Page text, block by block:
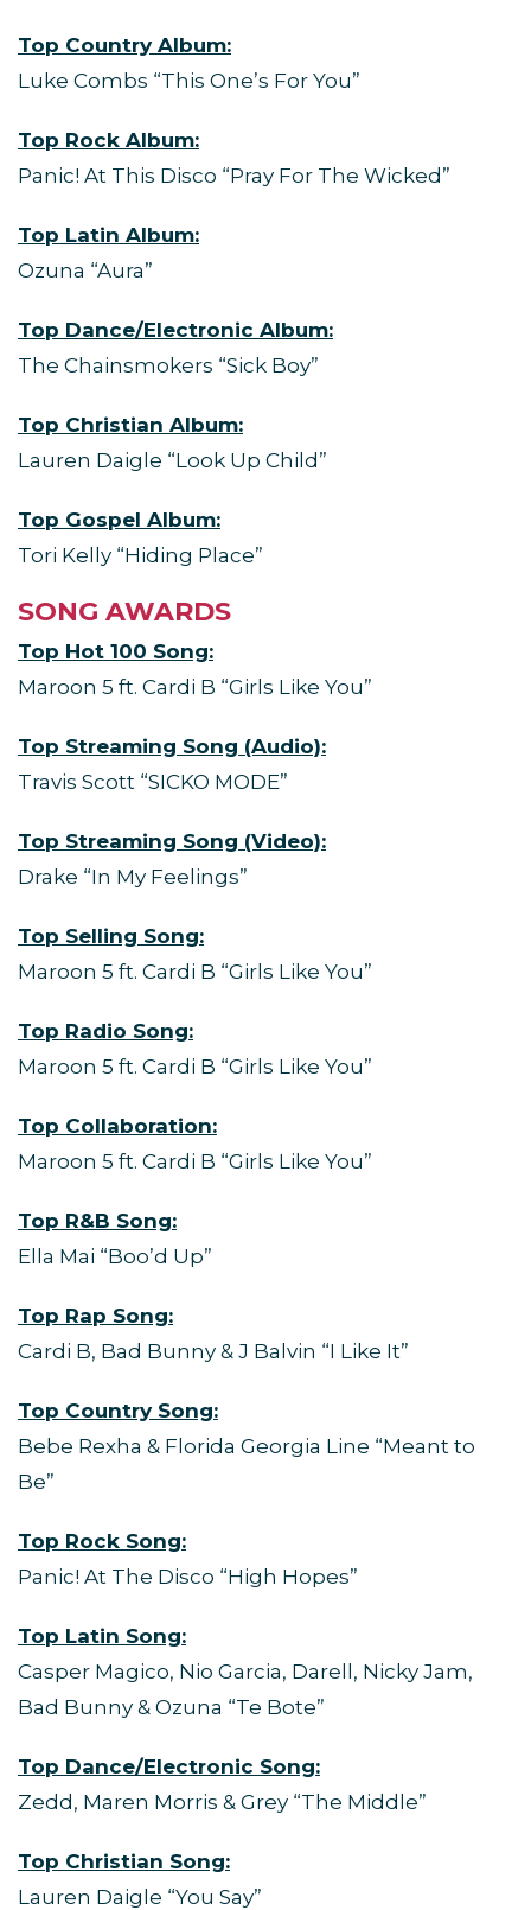
Top Country Album:
Luke Combs “This One’s For You”
Top Rock Album:
Panic! At This Disco “Pray For The Wicked”
Top Latin Album:
Ozuna “Aura”
Top Dance/Electronic Album:
The Chainsmokers “Sick Boy”
Top Christian Album:
Lauren Daigle “Look Up Child”
Top Gospel Album:
Tori Kelly “Hiding Place”
SONG AWARDS
Top Hot 100 Song:
Maroon 5 ft. Cardi B “Girls Like You”
Top Streaming Song (Audio):
Travis Scott “SICKO MODE”
Top Streaming Song (Video):
Drake “In My Feelings”
Top Selling Song:
Maroon 5 ft. Cardi B “Girls Like You”
Top Radio Song:
Maroon 5 ft. Cardi B “Girls Like You”
Top Collaboration:
Maroon 5 ft. Cardi B “Girls Like You”
Top R&B Song:
Ella Mai “Boo’d Up”
Top Rap Song:
Cardi B, Bad Bunny & J Balvin “I Like It”
Top Country Song:
Bebe Rexha & Florida Georgia Line “Meant to
Be”
Top Rock Song:
Panic! At The Disco “High Hopes”
Top Latin Song:
Casper Magico, Nio Garcia, Darell, Nicky Jam,
Bad Bunny & Ozuna “Te Bote”
Top Dance/Electronic Song:
Zedd, Maren Morris & Grey “The Middle”
Top Christian Song:
Lauren Daigle “You Say”